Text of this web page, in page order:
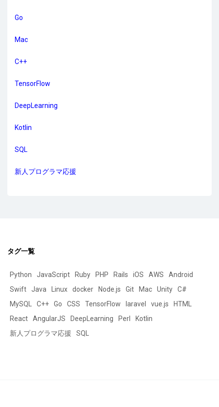
Go
Mac
C++
TensorFlow
DeepLearning
Kotlin
SQL
新人プログラマ応援
タグ一覧
Python JavaScript Ruby PHP Rails iOS AWS
Android
Swift
Java Linux docker Node.js Git Mac Unity
C#
MySQL
C++ Go CSS TensorFlow laravel vue.js
HTML
React
AngularJS DeepLearning Perl
Kotlin
新人プログラマ応援
SQL